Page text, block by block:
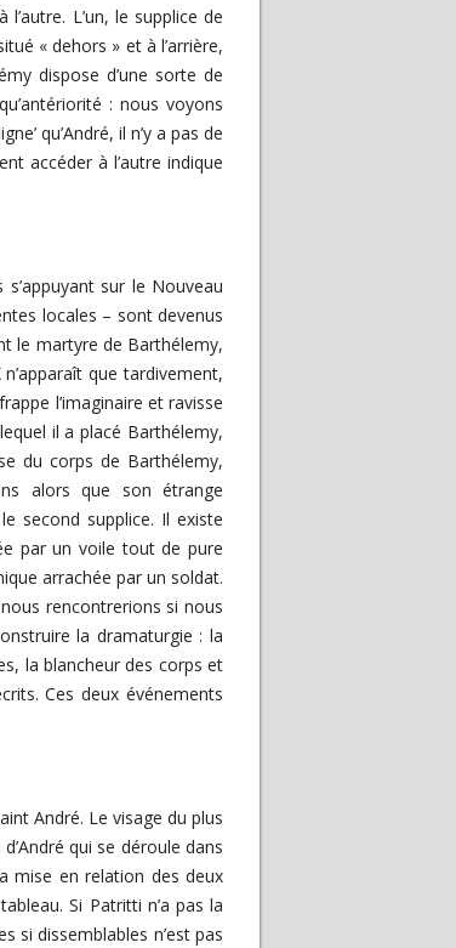
L’un, le supplice de
« dehors » et à l’arrière,
dispose d’une sorte de
: nous voyons
qu’André, il n’y a pas de
accéder à l’autre indique
sur le Nouveau
locales – sont devenus
le martyre de Barthélemy,
que tardivement,
l’imaginaire et ravisse
il a placé Barthélemy,
du corps de Barthélemy,
alors que son étrange
second supplice. Il existe
par un voile tout de pure
arrachée par un soldat.
rencontrerions si nous
la dramaturgie : la
la blancheur des corps et
Ces deux événements
André. Le visage du plus
qui se déroule dans
mise en relation des deux
Si Patritti n’a pas la
si dissemblables n’est pas